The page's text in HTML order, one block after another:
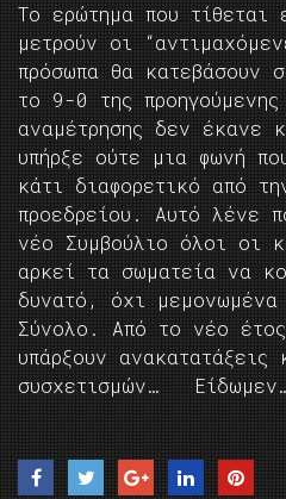
Το ερώτημα που τίθεται
μετρούν οι
πρόσωπα θα κατεβάσουν
το 9-0 της προηγούμενης
αναμέτρησης δεν έκανε
υπήρξε ούτε μια φωνή
κάτι διαφορετικό από
προεδρείου. Αυτό λένε
νέο Συμβούλιο όλοι οι
αρκεί τα σωματεία να
δυνατό, όχι
Σύνολο. Από το νέο
υπάρξουν ανακατατάξεις
συσχετισμών…